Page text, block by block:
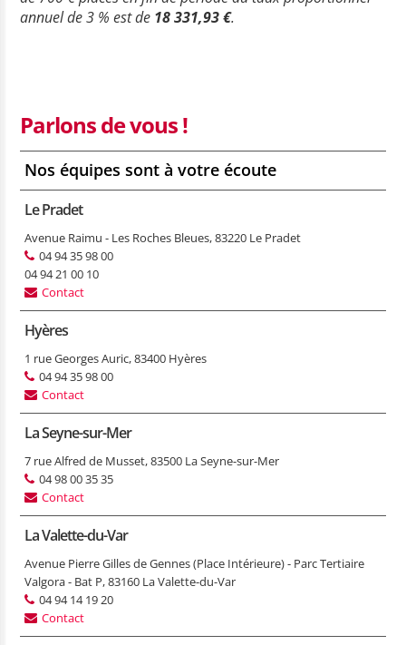
annuel de 3 % est de 18 331,93 €.
Parlons de vous !
Nos équipes sont à votre écoute
Le Pradet
Avenue Raimu - Les Roches Bleues, 83220 Le Pradet
04 94 35 98 00
04 94 21 00 10
Contact
Hyères
1 rue Georges Auric, 83400 Hyères
04 94 35 98 00
Contact
La Seyne-sur-Mer
7 rue Alfred de Musset, 83500 La Seyne-sur-Mer
04 98 00 35 35
Contact
La Valette-du-Var
Avenue Pierre Gilles de Gennes (Place Intérieure) - Parc Tertiaire
Valgora - Bat P, 83160 La Valette-du-Var
04 94 14 19 20
Contact